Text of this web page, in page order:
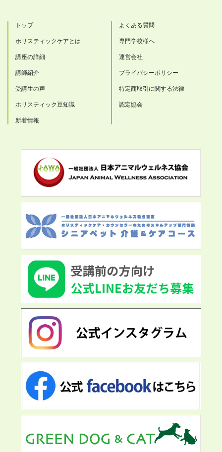
トップ
ホリスティックケアとは
講座の詳細
講師紹介
受講生の声
ホリスティック豆知識
新着情報
よくある質問
専門学校様へ
運営会社
プライバシーポリシー
特定商取引に関する法律
認定協会